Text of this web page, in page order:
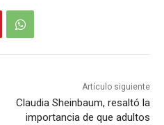
Artículo siguiente
Claudia Sheinbaum, resaltó la
importancia de que adultos